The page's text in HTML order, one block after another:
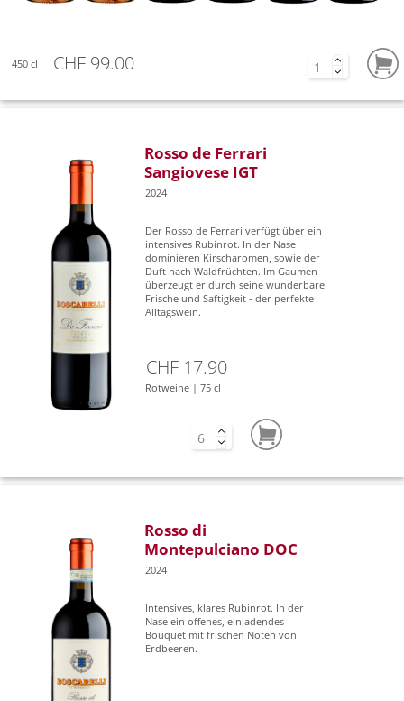
450 cl CHF 99.00
Rosso de Ferrari
Sangiovese IGT
2024
Der Rosso de Ferrari verfügt über ein
intensives Rubinrot. In der Nase
dominieren Kirscharomen, sowie der
Duft nach Waldfrüchten. Im Gaumen
überzeugt er durch seine wunderbare
Frische und Saftigkeit - der perfekte
Alltagswein.
CHF 17.90
Rotweine | 75 cl
Rosso di
Montepulciano DOC
2024
Intensives, klares Rubinrot. In der
Nase ein offenes, einladendes
Bouquet mit frischen Noten von
Erdbeeren.